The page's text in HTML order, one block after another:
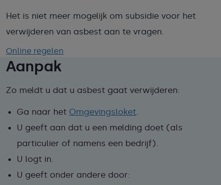
Het is niet meer mogelijk om subsidie voor het
verwijderen van asbest aan te vragen.
Online regelen
Aanpak
Zo meldt u dat u asbest gaat verwijderen:
Ga naar het Omgevingsloket.
U geeft aan dat u een melding doet (als
particulier of namens een bedrijf).
U logt in.
U geeft onder andere door: